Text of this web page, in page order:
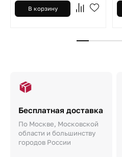
В корзину
Бесплатная доставка
По Москве, Московской
области и большинству
городов России